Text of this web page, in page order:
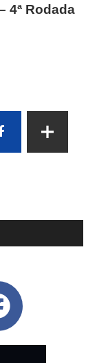
4ª Rodada